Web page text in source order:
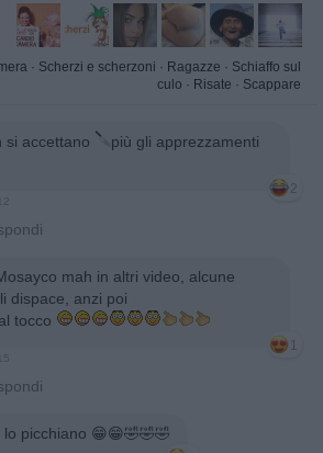
· Scherzi e scherzoni · Ragazze · Schiaffo sul
culo · Risate · Scappare
si accettano
più gli apprezzamenti
2
mah in altri video, alcune
dispace, anzi poi
tocco
1
lo picchiano 😁😁🤣🤣🤣